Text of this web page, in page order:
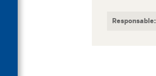
Responsable: